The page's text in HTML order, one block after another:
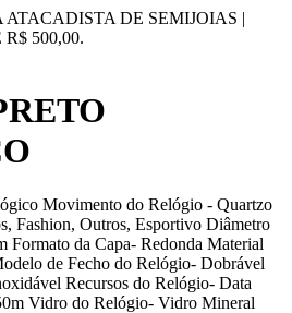
ATACADISTA DE SEMIJOIAS |
500,00.
Movimento do Relógio - Quartzo
Fashion, Outros, Esportivo Diâmetro
Formato da Capa- Redonda Material
de Fecho do Relógio- Dobrável
Recursos do Relógio- Data
Vidro do Relógio- Vidro Mineral